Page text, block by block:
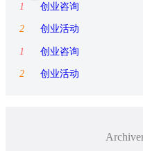
1 创业咨询
2 创业活动
1 创业咨询
2 创业活动